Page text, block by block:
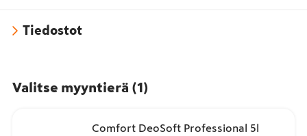
Tiedostot
Valitse myyntierä (1)
Comfort DeoSoft Professional 5l